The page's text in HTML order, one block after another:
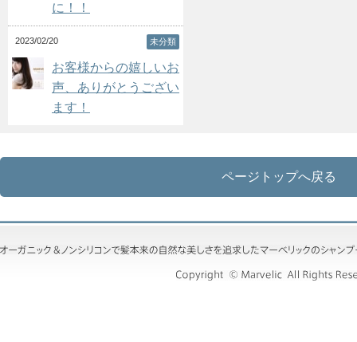
に！！
2023/02/20 未分類
お客様からの嬉しいお
声、ありがとうござい
ます！
ページトップへ戻る